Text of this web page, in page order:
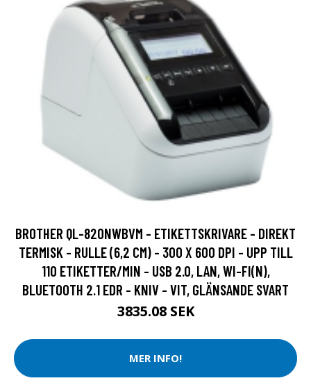
BROTHER QL-820NWBVM - ETIKETTSKRIVARE - DIREKT
TERMISK - RULLE (6,2 CM) - 300 X 600 DPI - UPP TILL
110 ETIKETTER/MIN - USB 2.0, LAN, WI-FI(N),
BLUETOOTH 2.1 EDR - KNIV - VIT, GLÄNSANDE SVART
3835.08 SEK
MER INFO!